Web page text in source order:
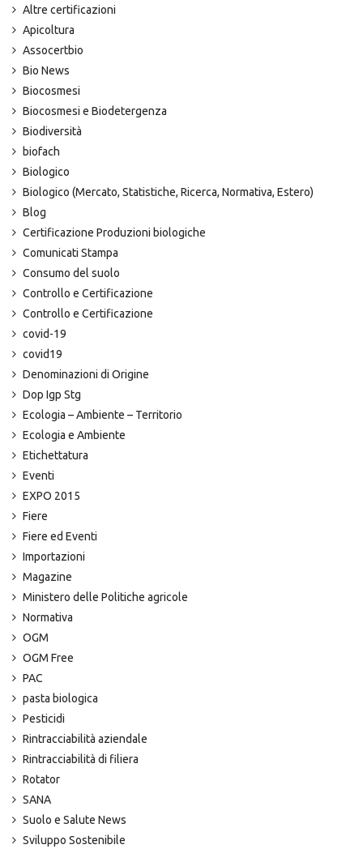
Altre certificazioni
Apicoltura
Assocertbio
Bio News
Biocosmesi
Biocosmesi e Biodetergenza
Biodiversità
biofach
Biologico
Biologico (Mercato, Statistiche, Ricerca, Normativa, Estero)
Blog
Certificazione Produzioni biologiche
Comunicati Stampa
Consumo del suolo
Controllo e Certificazione
Controllo e Certificazione
covid-19
covid19
Denominazioni di Origine
Dop Igp Stg
Ecologia – Ambiente – Territorio
Ecologia e Ambiente
Etichettatura
Eventi
EXPO 2015
Fiere
Fiere ed Eventi
Importazioni
Magazine
Ministero delle Politiche agricole
Normativa
OGM
OGM Free
PAC
pasta biologica
Pesticidi
Rintracciabilità aziendale
Rintracciabilità di filiera
Rotator
SANA
Suolo e Salute News
Sviluppo Sostenibile